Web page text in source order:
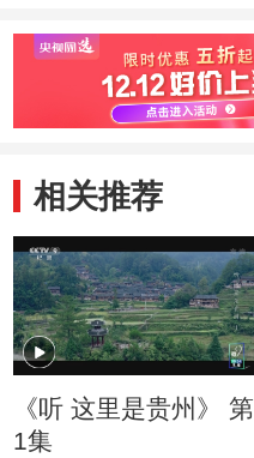
相关推荐
《听 这里是贵州》 第
1集